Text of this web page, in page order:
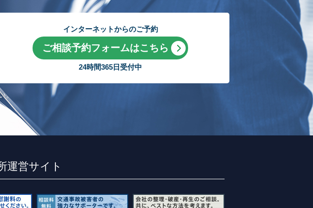
インターネットからのご予約
ご相談予約フォームはこちら
24時間365日受付中
。
運営サイト